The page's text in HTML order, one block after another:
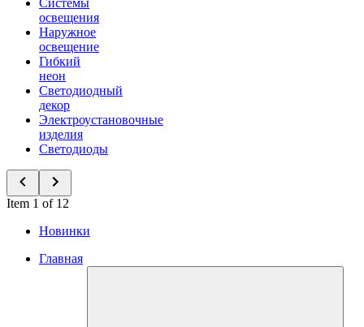
Системы
освещения
Наружное
освещение
Гибкий
неон
Светодиодный
декор
Электроустановочные
изделия
Светодиоды
Item 1 of 12
Новинки
Главная